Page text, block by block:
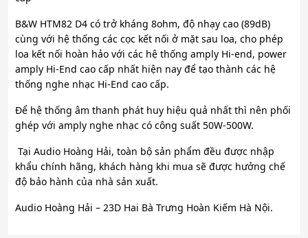
B&W HTM82 D4 có trở kháng 8ohm, độ nhạy cao (89dB)
cùng với hệ thống các cọc kết nối ở mặt sau loa, cho phép
loa kết nối hoàn hảo với các hệ thống amply Hi-end, power
amply Hi-End cao cấp nhất hiện nay để tạo thành các hệ
thống nghe nhạc Hi-End cao cấp.
Để hệ thống âm thanh phát huy hiệu quả nhất thì nên phối
ghép với amply nghe nhạc có công suất 50W-500W.
Tại Audio Hoàng Hải, toàn bộ sản phẩm đều được nhập
khẩu chính hãng, khách hàng khi mua sẽ được hưởng chế
độ bảo hành của nhà sản xuất.
Audio Hoàng Hải – 23D Hai Bà Trưng Hoàn Kiếm Hà Nội.